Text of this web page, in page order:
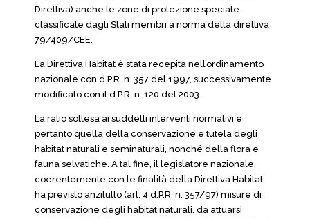
Direttiva) anche le zone di protezione speciale
classificate dagli Stati membri a norma della direttiva
79/409/CEE.
La Direttiva Habitat è stata recepita nell’ordinamento
nazionale con d.P.R. n. 357 del 1997, successivamente
modificato con il d.P.R. n. 120 del 2003.
La ratio sottesa ai suddetti interventi normativi è
pertanto quella della conservazione e tutela degli
habitat naturali e seminaturali, nonché della flora e
fauna selvatiche. A tal fine, il legislatore nazionale,
coerentemente con le finalità della Direttiva Habitat,
ha previsto anzitutto (art. 4 d.P.R. n. 357/97) misure di
conservazione degli habitat naturali, da attuarsi